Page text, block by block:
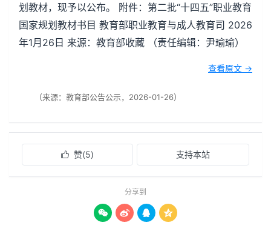
划教材，现予以公布。 附件：第二批“十四五”职业教育
国家规划教材书目 教育部职业教育与成人教育司 2026
年1月26日 来源：教育部收藏 （责任编辑：尹瑜瑜）
查看原文 →
（来源：教育部公告公示，2026-01-26）
 赞(5) 支持本站
分享到
   